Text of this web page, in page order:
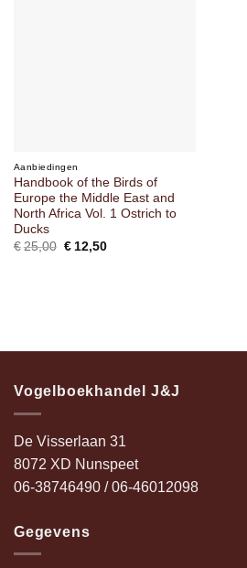
Aanbiedingen
Handbook of the Birds of
Europe the Middle East and
North Africa Vol. 1 Ostrich to
Ducks
€ 25,00 Oorspronkelijke
€ 12,50Huidige
Vogelboekhandel J&J
De Visserlaan 31
8072 XD Nunspeet
06-38746490 / 06-46012098
Gegevens